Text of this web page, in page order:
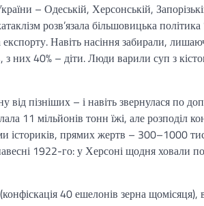
– Одеській, Херсонській,
розв’язала більшовицька політика
Навіть насіння забирали,
них 40% – діти. Люди варили суп з
від пізніших – і навіть звернулася по
11 мільйонів тонн їжі, але розподіл
істориків, прямих жертв – 300–1000
1922-го: у Херсоні щодня ховали
40 ешелонів зерна